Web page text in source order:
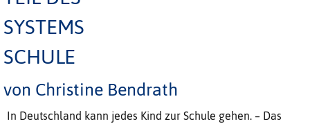
SYSTEMS
SCHULE
von Christine Bendrath
In Deutschland kann jedes Kind zur Schule gehen. – Das